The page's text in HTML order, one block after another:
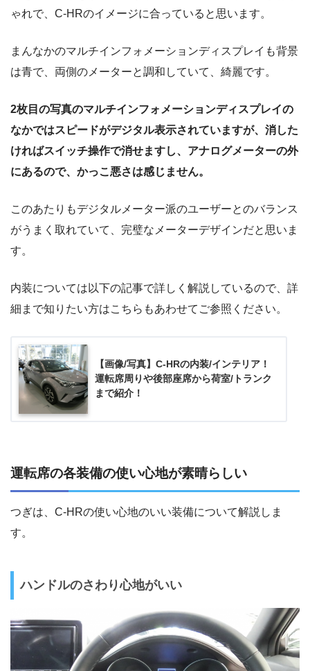
ゃれで、C-HRのイメージに合っていると思います。
まんなかのマルチインフォメーションディスプレイも背景
は青で、両側のメーターと調和していて、綺麗です。
2枚目の写真のマルチインフォメーションディスプレイの
なかではスピードがデジタル表示されていますが、消した
ければスイッチ操作で消せますし、アナログメーターの外
にあるので、かっこ悪さは感じません。
このあたりもデジタルメーター派のユーザーとのバランス
がうまく取れていて、完璧なメーターデザインだと思いま
す。
内装については以下の記事で詳しく解説しているので、詳
細まで知りたい方はこちらもあわせてご参照ください。
【画像/写真】C-HRの内装/インテリア！
運転席周りや後部座席から荷室/トランク
まで紹介！
運転席の各装備の使い心地が素晴らしい
つぎは、C-HRの使い心地のいい装備について解説しま
す。
ハンドルのさわり心地がいい